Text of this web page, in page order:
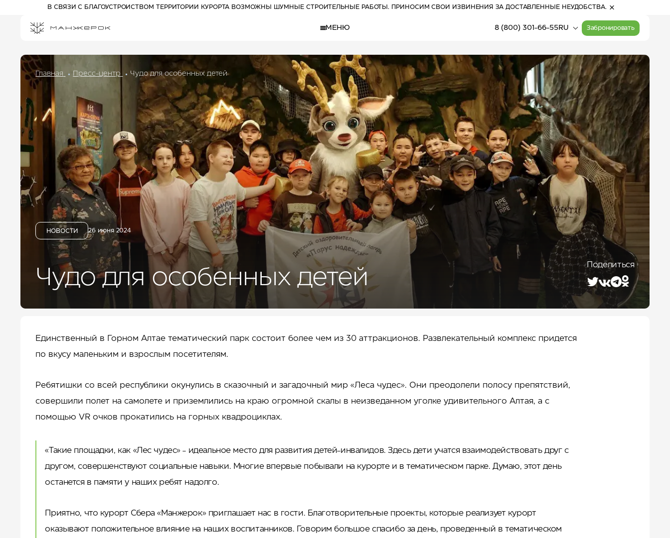
В СВЯЗИ С БЛАГОУСТРОЙСТВОМ ТЕРРИТОРИИ КУРОРТА ВОЗМОЖНЫ ШУМНЫЕ СТРОИТЕЛЬНЫЕ РАБОТЫ. ПРИНОСИМ СВОИ ИЗВИНЕНИЯ ЗА ДОСТАВЛЕННЫЕ НЕУДОБСТВА.
МЕНЮ 8 (800) 301-66-55RU Забронировать
ПРОЖИВАНИЕ НА КУРОРТЕ
Отель 3*
Комплекс шале
Отель 5*
СПЕЦПРЕДЛОЖЕНИЯ
РАЗВЛЕЧЕНИЯ
АФИША
АКТИВНЫЙ ОТДЫХ
ПРОГУЛОЧНЫЕ БИЛЕТЫ
КАНАТНЫЕ ДОРОГИ
ПАРК ПРИКЛЮЧЕНИЙ
ДРИМВУД
ДЕТЯМ
СПА И ФИТНЕС
БАННЫЙ КОМПЛЕКС
РЕСТОРАНЫ И БАРЫ
ДЛЯ БИЗНЕСА
УСЛУГИ И СЕРВИС
КОНТАКТЫ
18:44 (Алтай)
Прогулочные билеты
на канатные дороги
Расписание работы
канатных дорог
24°С
облачно с
прояснениями
Активный отдых
Лето 2026
Главная Пресс-центр Чудо для особенных детей
НОВОСТИ 26 июня 2024
Чудо для особенных детей
Поделиться
Единственный в Горном Алтае тематический парк состоит более чем из 30 аттракционов. Развлекательный комплекс придется
по вкусу маленьким и взрослым посетителям.
Ребятишки со всей республики окунулись в сказочный и загадочный мир «Леса чудес». Они преодолели полосу препятствий,
совершили полет на самолете и приземлились на краю огромной скалы в неизведанном уголке удивительного Алтая, а с
помощью VR очков прокатились на горных квадроциклах.
«Такие площадки, как «Лес чудес» - идеальное место для развития детей-инвалидов. Здесь дети учатся взаимодействовать друг с
другом, совершенствуют социальные навыки. Многие впервые побывали на курорте и в тематическом парке. Думаю, этот день
останется в памяти у наших ребят надолго.
Приятно, что курорт Сбера «Манжерок» приглашает нас в гости. Благотворительные проекты, которые реализует курорт
оказывают положительное влияние на наших воспитанников. Говорим большое спасибо за день, проведенный в тематическом